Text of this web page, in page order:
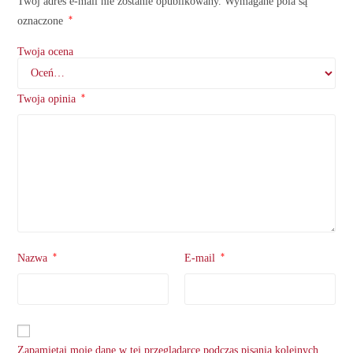
oznaczone
*
Twoja ocena
Twoja opinia *
Nazwa * E-mail *
Zapamiętaj moje dane w tej przeglądarce podczas pisania kolejnych